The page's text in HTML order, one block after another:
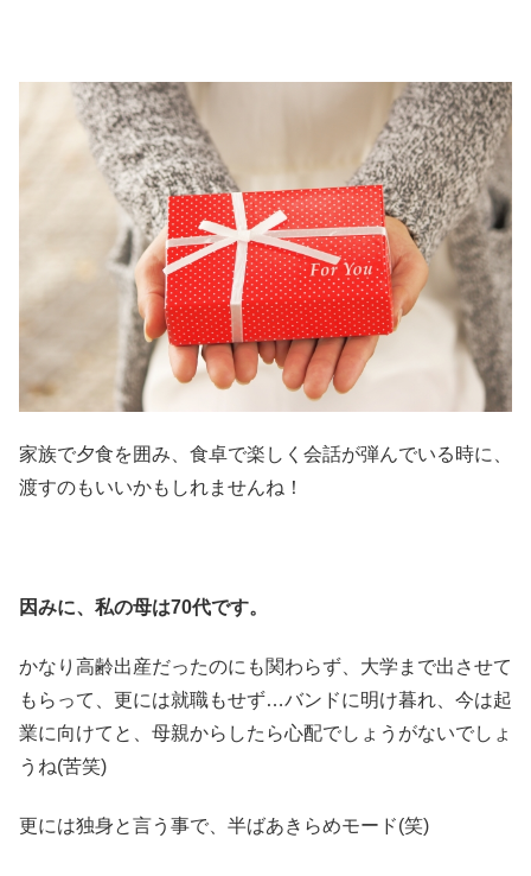
家族で夕食を囲み、食卓で楽しく会話が弾んでいる時に、
渡すのもいいかもしれませんね！
因みに、私の母は70代です。
かなり高齢出産だったのにも関わらず、大学まで出させて
もらって、更には就職もせず…バンドに明け暮れ、今は起
業に向けてと、母親からしたら心配でしょうがないでしょ
うね(苦笑)
更には独身と言う事で、半ばあきらめモード(笑)